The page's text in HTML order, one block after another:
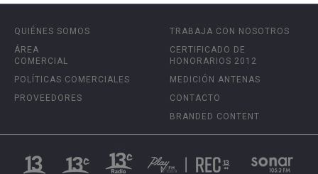
QUIÉNES SOMOS
ÁREA
COMERCIAL
POLÍTICAS COMERCIALES
PROVEEDORES
TRABAJA CON NOSOTROS
CERTIFICADO DE
HONORARIOS 2012
MEDICIÓN ANTENAS
CONTACTO
BRANDED CONTENT